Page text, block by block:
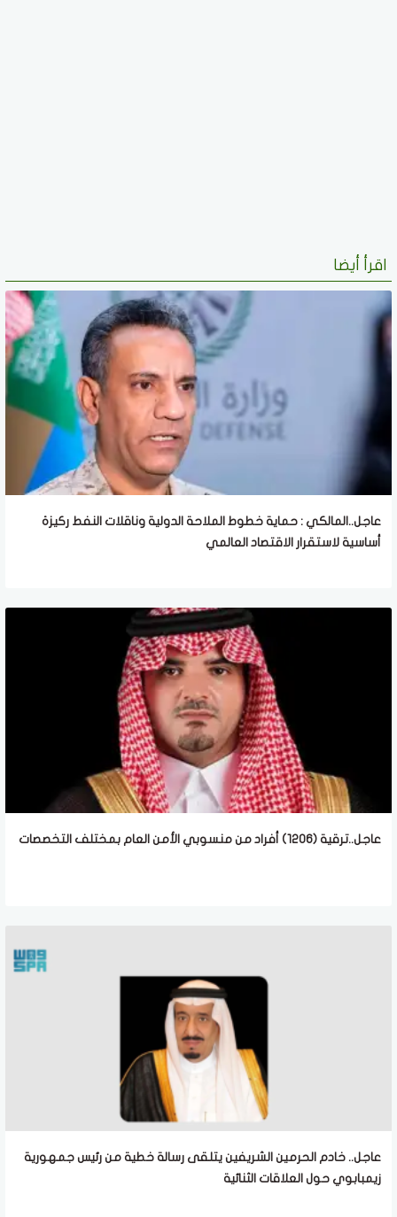
اقرأ أيضا
عاجل..المالكي : حماية خطوط الملاحة الدولية وناقلات النفط ركيزة
أساسية لاستقرار الاقتصاد العالمي
عاجل..ترقية (1206) أفراد من منسوبي الأمن العام بمختلف التخصصات
عاجل.. خادم الحرمين الشريفين يتلقى رسالة خطية من رئيس جمهورية
زيمبابوي حول العلاقات الثنائية